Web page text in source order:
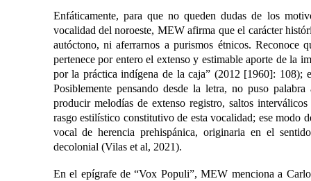
Enfáticamente, para que no queden dudas de los
vocalidad del noroeste, MEW afirma que el carácter
autóctono, ni aferrarnos a purismos étnicos.
pertenece por entero el extenso y estimable aporte de la
por la práctica indígena de la caja” (2012 [1960]: 108);
Posiblemente pensando desde la letra, no puso
producir melodías de extenso registro, saltos
rasgo estilístico constitutivo de esta vocalidad; ese
vocal de herencia prehispánica, originaria en el
decolonial (Vilas et al, 2021).
En el epígrafe de “Vox Populi”, MEW menciona a